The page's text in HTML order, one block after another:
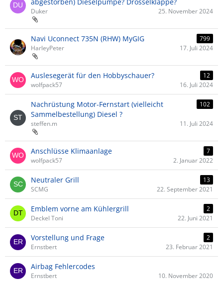
Duker 25. November 2024
Navi Uconnect 735N (RHW) MyGIG
799
HarleyPeter
17. Juli 2024
Auslesegerät für den Hobbyschauer?
12
wolfpack57
16. Juli 2024
Nachrüstung Motor-Fernstart (vielleicht
Sammelbestellung) Diesel ?
102
steffen.m 11. Juli 2024
Anschlüsse Klimaanlage
7
wolfpack57
2. Januar 2022
Neutraler Grill
13
SCMG
22. September 2021
Emblem vorne am Kühlergrill
2
Deckel Toni
22. Juni 2021
Vorstellung und Frage
2
Ernstbert
23. Februar 2021
Airbag Fehlercodes
Ernstbert 10. November 2020